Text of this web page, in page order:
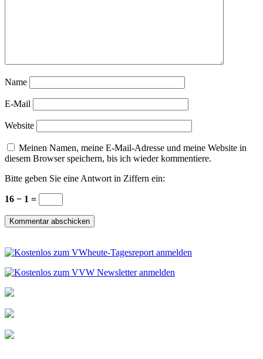
Name
E-Mail
Website
Meinen Namen, meine E-Mail-Adresse und meine Website in
diesem Browser speichern, bis ich wieder kommentiere.
Bitte geben Sie eine Antwort in Ziffern ein:
16 − 1 =